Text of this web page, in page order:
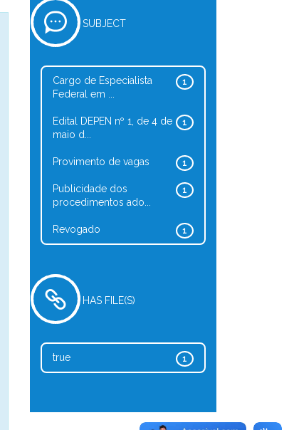
SUBJECT
1
Cargo de Especialista
Federal em ...
1
Edital DEPEN nº 1, de 4 de
maio d...
1
Provimento de vagas
1
Publicidade dos
procedimentos ado...
1
Revogado
HAS FILE(S)
1
true